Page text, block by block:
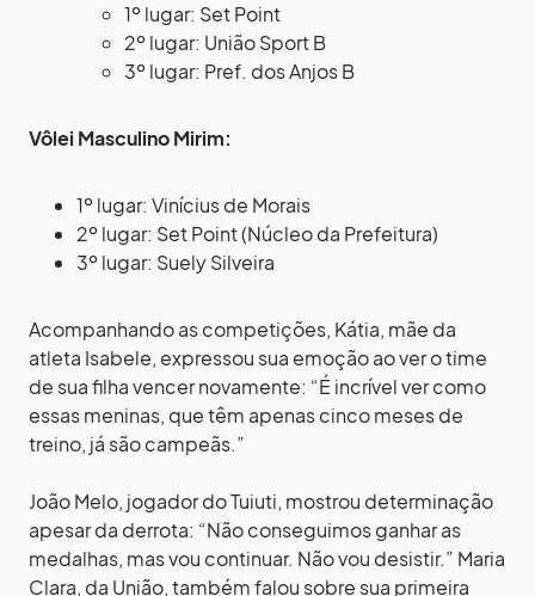
1º lugar: Set Point
2º lugar: União Sport B
3º lugar: Pref. dos Anjos B
Vôlei Masculino Mirim:
1º lugar: Vinícius de Morais
2º lugar: Set Point (Núcleo da Prefeitura)
3º lugar: Suely Silveira
Acompanhando as competições, Kátia, mãe da
atleta Isabele, expressou sua emoção ao ver o time
de sua filha vencer novamente: “É incrível ver como
essas meninas, que têm apenas cinco meses de
treino, já são campeãs.”
João Melo, jogador do Tuiuti, mostrou determinação
apesar da derrota: “Não conseguimos ganhar as
medalhas, mas vou continuar. Não vou desistir.” Maria
Clara, da União, também falou sobre sua primeira